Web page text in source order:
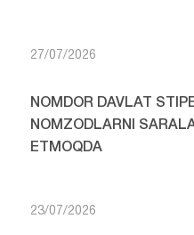
27/07/2026
NOMDOR DAVLAT
NOMZODLARNI
ETMOQDA
23/07/2026